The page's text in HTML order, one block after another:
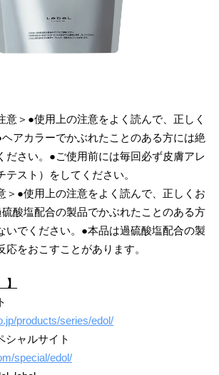
意＞●使用上の注意をよく読んで、正しく
アカラーでかぶれたことのある方には絶
ださい。●ご使用前には毎回必ず皮膚アレ
テスト）をしてください。
＞●使用上の注意をよく読んで、正しくお
酸塩配合の製品でかぶれたことのある方
いでください。●本品は過硫酸塩配合の製
をおこすことがあります。
ト
products/series/edol/
シャルサイト
special/edol/